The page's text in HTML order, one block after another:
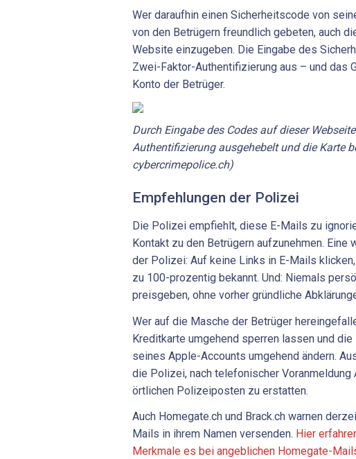
Wer daraufhin einen Sicherheitscode von
von den Betrügern freundlich gebeten, auch
Website einzugeben. Die Eingabe des
Zwei-Faktor-Authentifizierung aus – und das
Konto der Betrüger.
Durch Eingabe des Codes auf dieser
Authentifizierung ausgehebelt und die Karte
cybercrimepolice.ch)
Empfehlungen der Polizei
Die Polizei empfiehlt, diese E-Mails zu
Kontakt zu den Betrügern aufzunehmen. Eine
der Polizei: Auf keine Links in E-Mails
zu 100-prozentig bekannt. Und: Niemals
preisgeben, ohne vorher gründliche
Wer auf die Masche der Betrüger
Kreditkarte umgehend sperren lassen und
seines Apple-Accounts umgehend ändern.
die Polizei, nach telefonischer Voranmeldung
örtlichen Polizeiposten zu erstatten.
Auch Homegate.ch und Brack.ch warnen
Mails in ihrem Namen versenden. Hier
Merkmale es bei angeblichen Homegate-